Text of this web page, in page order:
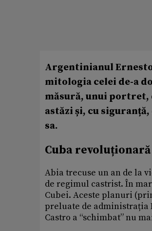
Argentinianul
mitologia celei de-a
măsură, unui portret,
astăzi și, cu
sa.
Cuba
Abia trecuse un an de la
de regimul castrist. În
Cubei. Aceste planuri
preluate de administrația
Castro a “schimbat” nu